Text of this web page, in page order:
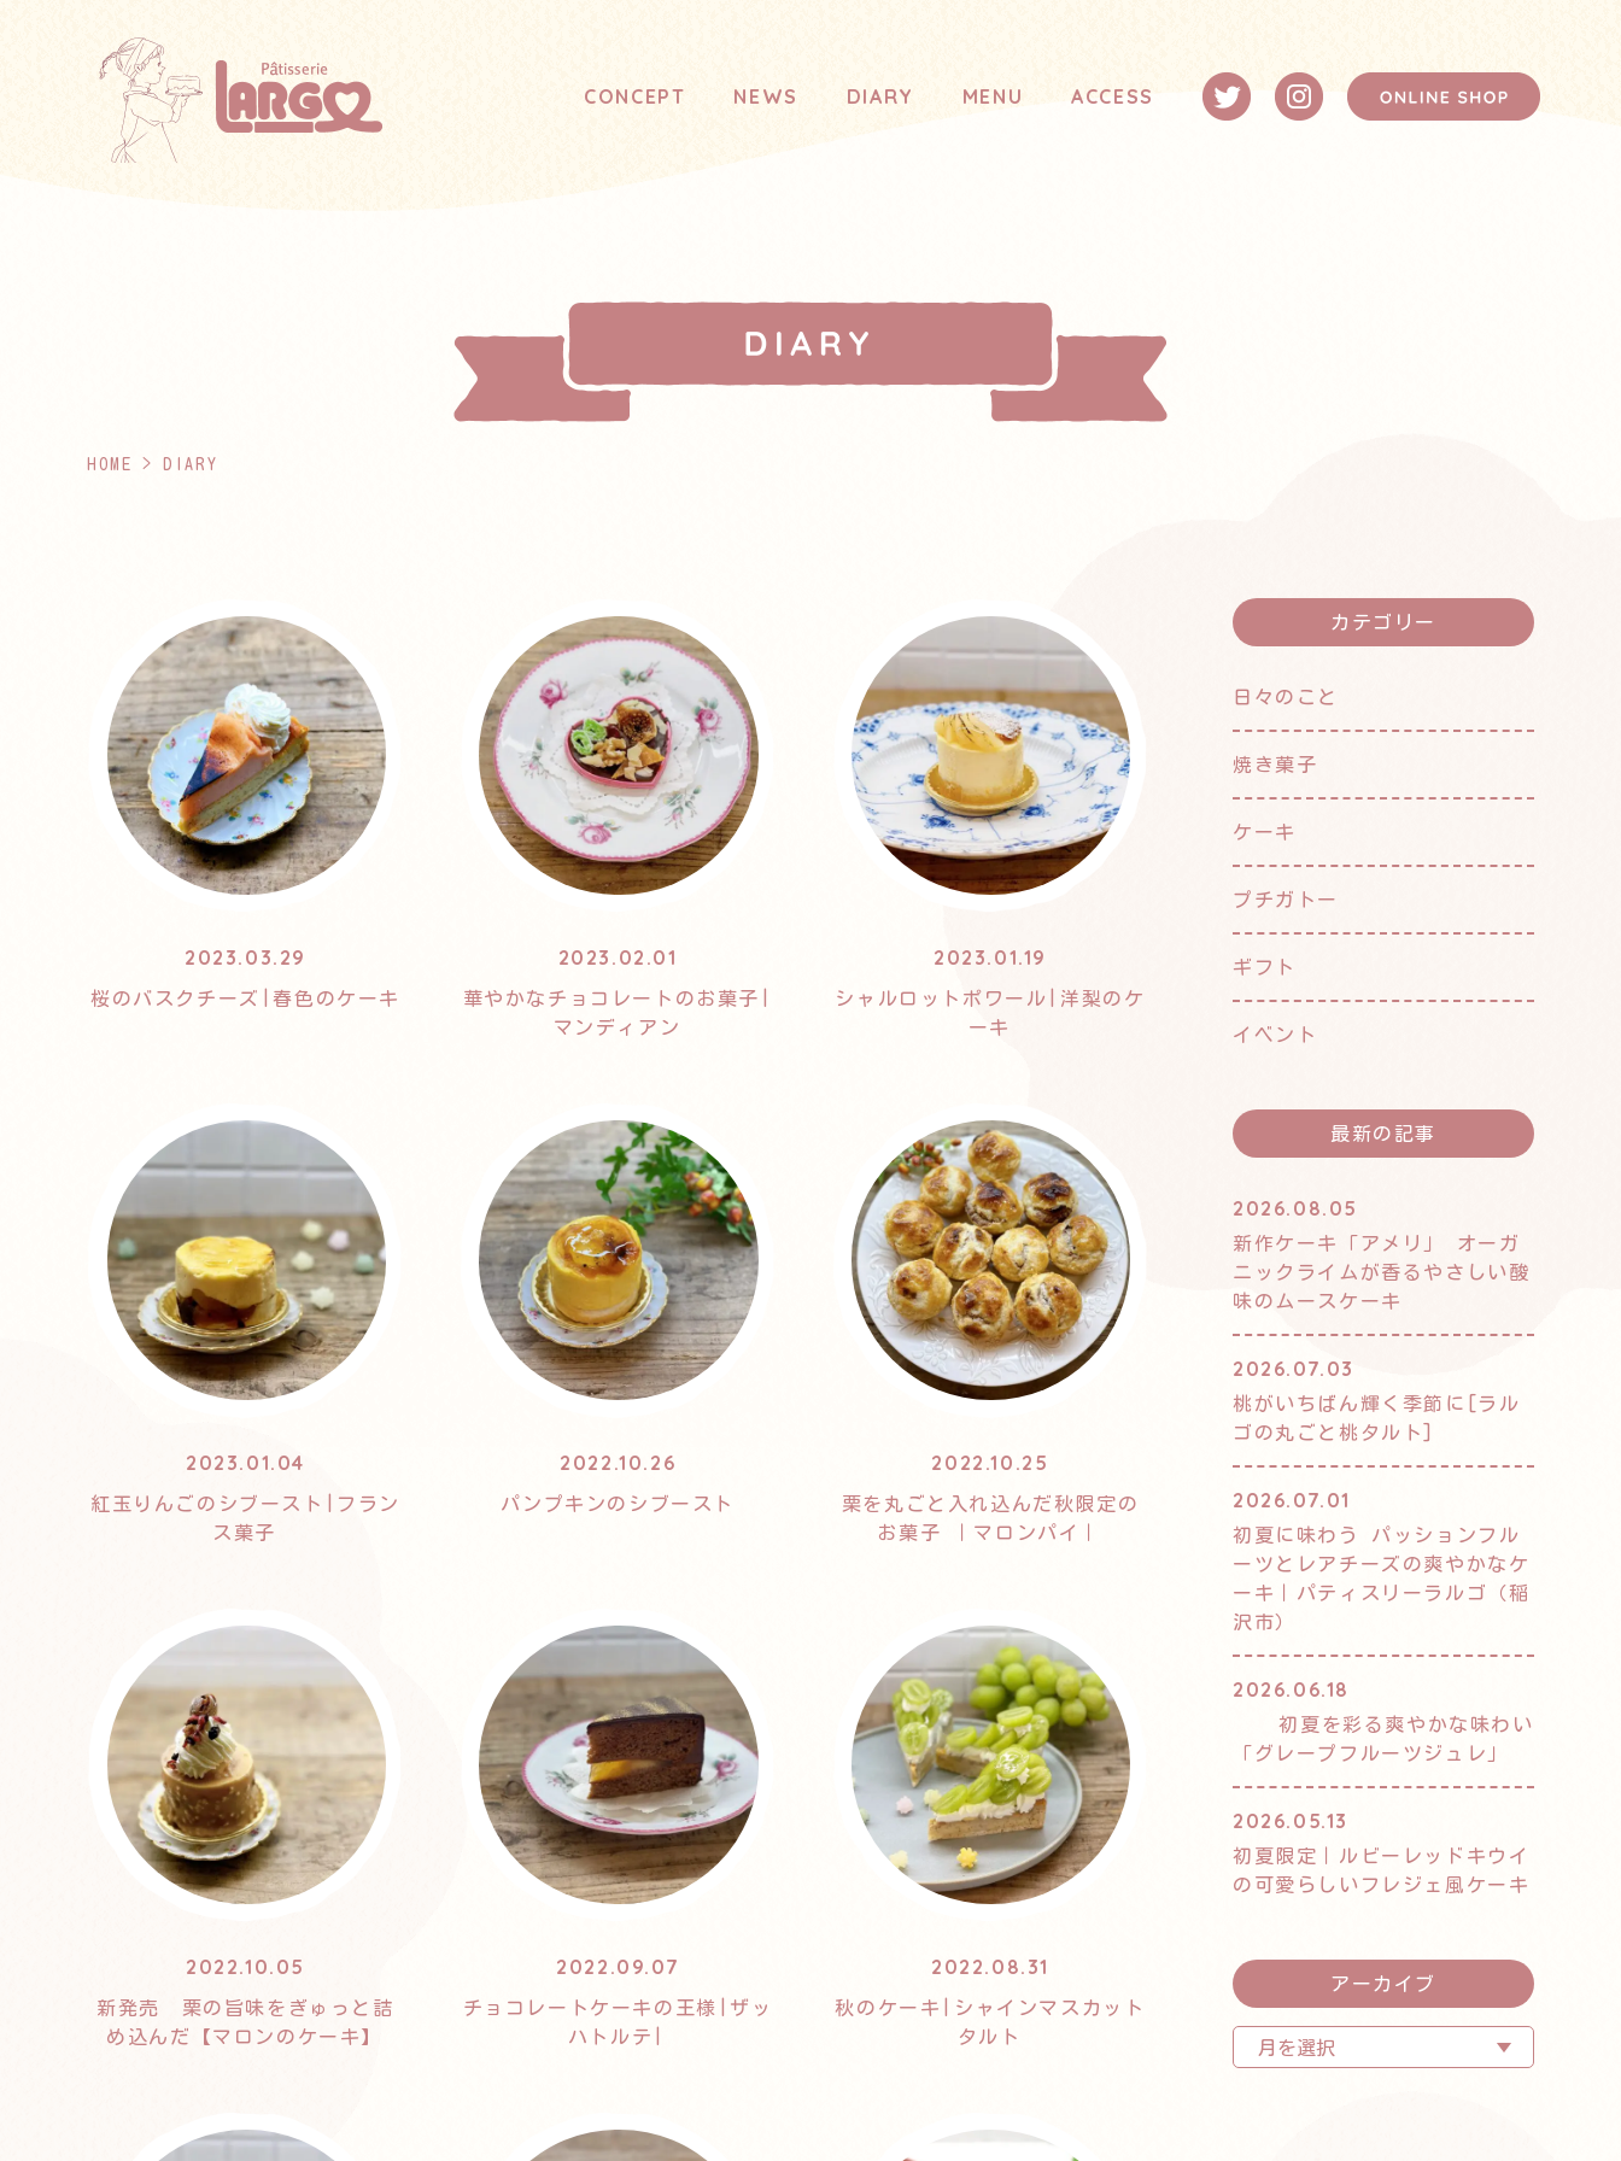
CONCEPT NEWS DIARY MENU ACCESS
HOME > DIARY
2023.03.29
桜のバスクチーズ|春色のケーキ
2023.02.01
華やかなチョコレートのお菓子|
マンディアン
2023.01.19
シャルロットポワール|洋梨のケ
ーキ
2023.01.04
紅玉りんごのシブースト|フラン
ス菓子
2022.10.26
パンプキンのシブースト
2022.10.25
栗を丸ごと入れ込んだ秋限定の
お菓子 ｜マロンパイ｜
2022.10.05
新発売 栗の旨味をぎゅっと詰
め込んだ【マロンのケーキ】
2022.09.07
チョコレートケーキの王様|ザッ
ハトルテ|
2022.08.31
秋のケーキ|シャインマスカット
タルト
カテゴリー
日々のこと
焼き菓子
ケーキ
プチガトー
ギフト
イベント
最新の記事
2026.08.05
新作ケーキ「アメリ」 オーガ
ニックライムが香るやさしい酸
味のムースケーキ
2026.07.03
桃がいちばん輝く季節に[ラル
ゴの丸ごと桃タルト]
2026.07.01
初夏に味わう パッションフル
ーツとレアチーズの爽やかなケ
ーキ｜パティスリーラルゴ（稲
沢市）
2026.06.18
初夏を彩る爽やかな味わい
「グレープフルーツジュレ」
2026.05.13
初夏限定｜ルビーレッドキウイ
の可愛らしいフレジェ風ケーキ
アーカイブ